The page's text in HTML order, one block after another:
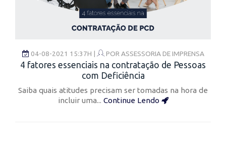
04-08-2021 15:37H | POR ASSESSORIA DE IMPRENSA
4 fatores essenciais na contratação de Pessoas
com Deficiência
Saiba quais atitudes precisam ser tomadas na hora de
incluir uma... Continue Lendo